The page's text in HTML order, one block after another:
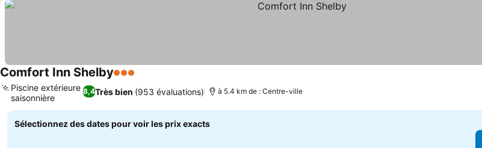
Comfort Inn Shelby3 Étoiles
8,4Très bien (953 évaluations)
Piscine extérieure
saisonnière
à 5.4 km de : Centre-ville
Sélectionnez des dates pour voir les prix exacts